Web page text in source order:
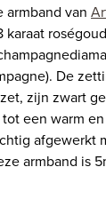
armband van
karaat
De
zijn zwart
een warm
afgewerkt
armband is